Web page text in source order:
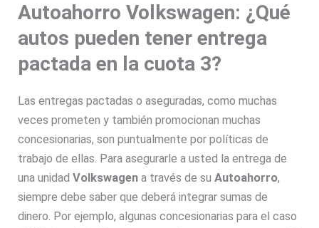
Autoahorro Volkswagen: ¿Qué
autos pueden tener entrega
pactada en la cuota 3?
Las entregas pactadas o aseguradas, como muchas
veces prometen y también promocionan muchas
concesionarias, son puntualmente por políticas de
trabajo de ellas. Para asegurarle a usted la entrega de
una unidadVolkswagena través de su Autoahorro,
siempre debe saber que deberá integrar sumas de
dinero. Por ejemplo, algunas concesionarias para el caso